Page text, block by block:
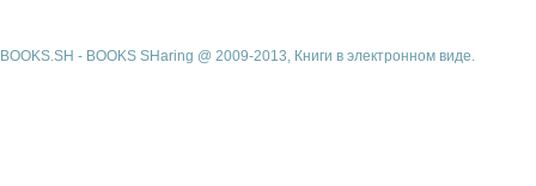
BOOKS.SH - BOOKS SHaring @ 2009-2013, Книги в электронном виде.